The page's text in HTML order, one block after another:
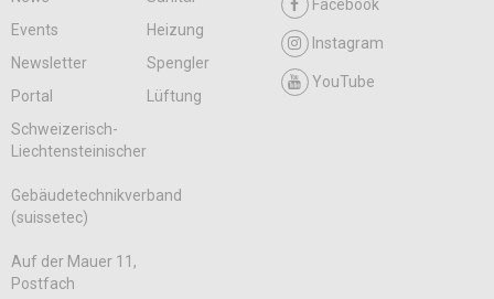
Events
Heizung
Newsletter
Spengler
Portal
Lüftung
Facebook
Instagram
YouTube
Schweizerisch-
Liechtensteinischer
Gebäudetechnikverband
(suissetec)
Auf der Mauer 11,
Postfach